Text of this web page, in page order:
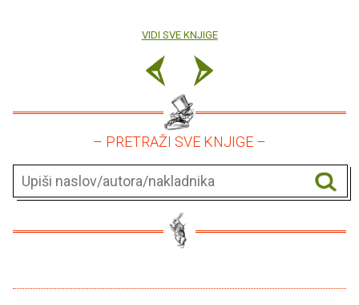
VIDI SVE KNJIGE
– PRETRAŽI SVE KNJIGE –